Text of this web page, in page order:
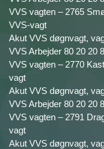
VVS vagten – 2765
VVS-vagt
Akut VVS døgnvagt,
VVS Arbejder 80 20 20
VVS vagten – 2770
vagt
Akut VVS døgnvagt,
VVS Arbejder 80 20 20
VVS vagten – 2791
vagt
Akut VVS døgnvagt,